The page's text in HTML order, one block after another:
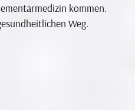
kommen.
Weg.